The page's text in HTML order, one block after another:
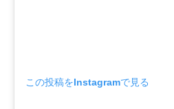
この投稿をInstagramで見る